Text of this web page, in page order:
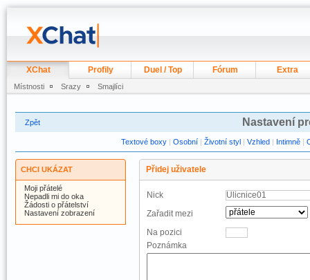
XChat Profily Duel / Top Fórum Extra
Místnosti Srazy Smajlíci
Zpět Nastavení
Textové boxy| Osobní| Životní styl| Vzhled| Intimně|
CHCI UKÁZAT
Moji přátelé
Nepadli mi do oka
Žádosti o přátelství
Nastavení zobrazení
Přidej uživatele
Nick
Zařadit mezi
Na pozici
Poznámka